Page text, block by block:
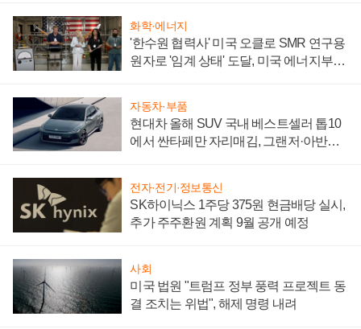
화학·에너지
'한수원 협력사' 미국 오클로 SMR 연구용
원자로 '임계 상태' 도달, 미국 에너지부
자동차·부품
현대차 올해 SUV 국내 베스트셀러 톱10
에서 싼타페만 자리매김, 그랜저·아반떼
전자·전기·정보통신
SK하이닉스 1주당 375원 현금배당 실시,
추가 주주환원 계획 9월 공개 예정
사회
미국 법원 "트럼프 정부 풍력 프로젝트 동
결 조치는 위법", 해제 명령 내려